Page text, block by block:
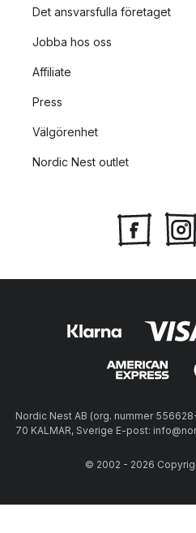
Det ansvarsfulla företaget
Jobba hos oss
Affiliate
Press
Välgörenhet
Nordic Nest outlet
Nordic Nest AB (org. nummer
70 KALMAR, Sverige E-post:
© 2002 - 2026